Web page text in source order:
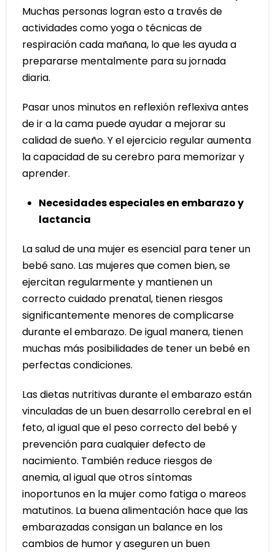
Muchas personas logran esto a través de
actividades como yoga o técnicas de
respiración cada mañana, lo que les ayuda a
prepararse mentalmente para su jornada
diaria.
Pasar unos minutos en reflexión reflexiva antes
de ir a la cama puede ayudar a mejorar su
calidad de sueño. Y el ejercicio regular aumenta
la capacidad de su cerebro para memorizar y
aprender.
Necesidades especiales en embarazo y
lactancia
La salud de una mujer es esencial para tener un
bebé sano. Las mujeres que comen bien, se
ejercitan regularmente y mantienen un
correcto cuidado prenatal, tienen riesgos
significantemente menores de complicarse
durante el embarazo. De igual manera, tienen
muchas más posibilidades de tener un bebé en
perfectas condiciones.
Las dietas nutritivas durante el embarazo están
vinculadas de un buen desarrollo cerebral en el
feto, al igual que el peso correcto del bebé y
prevención para cualquier defecto de
nacimiento. También reduce riesgos de
anemia, al igual que otros síntomas
inoportunos en la mujer como fatiga o mareos
matutinos. La buena alimentación hace que las
embarazadas consigan un balance en los
cambios de humor y aseguren un buen